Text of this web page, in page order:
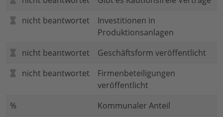
nicht beantwortet
Investitionen in
Produktionsanlagen
nicht beantwortet
Geschäftsform veröffentlicht
nicht beantwortet
Firmenbeteiligungen
veröffentlicht
%
Kommunaler Anteil